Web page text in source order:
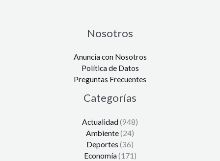
Nosotros
Anuncia con Nosotros
Política de Datos
Preguntas Frecuentes
Categorías
Actualidad(948)
Ambiente(24)
Deportes (36)
Economía(171)